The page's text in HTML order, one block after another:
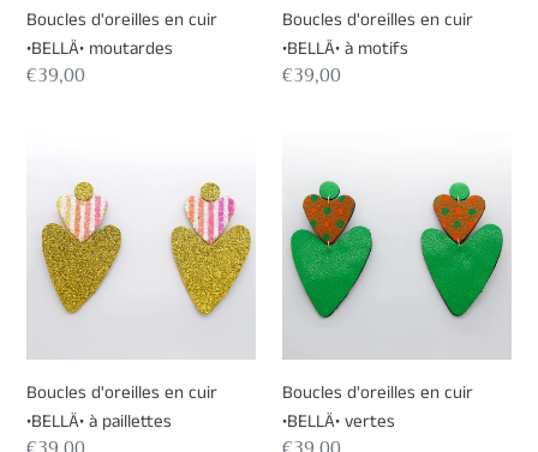
Boucles d'oreilles en cuir
•BELLÄ• moutardes
Prix
€39,00
Boucles d'oreilles en cuir
•BELLÄ• à motifs
Prix
€39,00
d'oreilles
cuir
•BELLÄ•
paillettes
Boucles d'oreilles en cuir
•BELLÄ• à paillettes
d'oreilles
en
cuir
•BELLÄ•
vertes
Boucles d'oreilles en cuir
•BELLÄ• vertes